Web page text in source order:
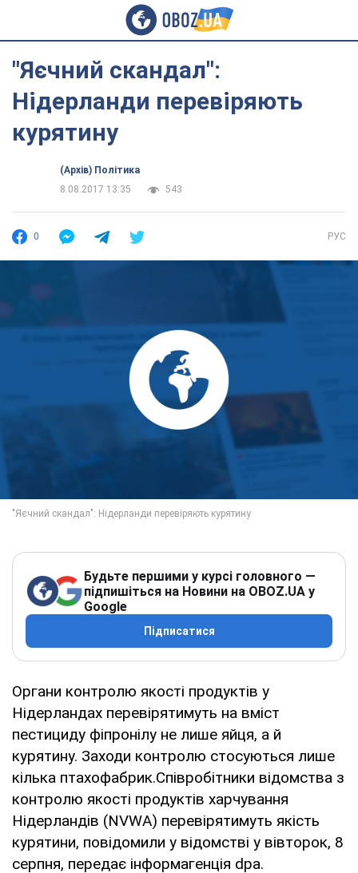
"Яєчний скандал":
Нідерланди перевіряють
курятину
(Архів) Політика
8.08.2017 13:35
543
0 РУС
Будьте першими у курсі головного —
підпишіться на Новини на OBOZ.UA у
Google
Підписатися
Органи контролю якості продуктів у
Нідерландах перевірятимуть на вміст
пестициду фіпронілу не лише яйця, а й
курятину. Заходи контролю стосуються лише
кілька птахофабрик.Співробітники відомства з
контролю якості продуктів харчування
Нідерландів (NVWA) перевірятимуть якість
курятини, повідомили у відомстві у вівторок, 8
серпня, передає інформагенція dpa.